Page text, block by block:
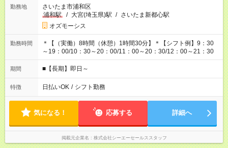
勤務地
さいたま市浦和区
浦和駅
/ 大宮(埼玉県)駅 / さいたま新都心駅
オズモーシス
勤務時間
＊【（実働）8時間（休憩）1時間30分】＊【シフト例】9：30
～19：00/10：30～20：00/11：00～20：30/12：00～21：30
期間 ■【長期】即日～
特徴 日払いOK / シフト勤務
気になる！ 応募する 詳細へ
掲載元企業名 株式会社シーエーセールススタッフ